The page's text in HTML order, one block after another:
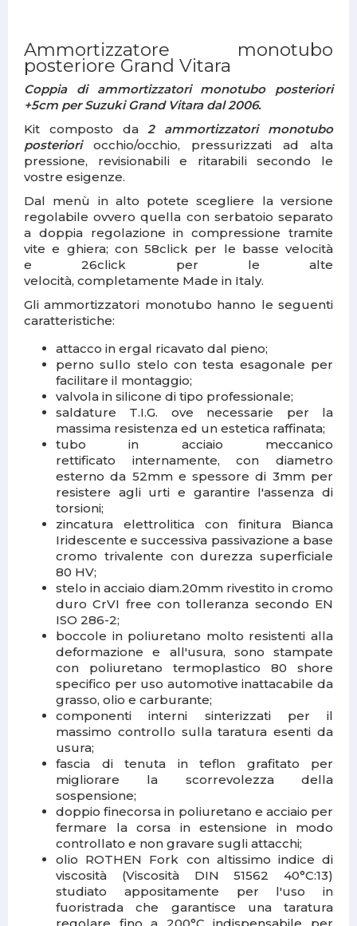
Ammortizzatore monotubo
posteriore Grand Vitara
Coppia di ammortizzatori monotubo posteriori
+5cm per Suzuki Grand Vitara dal 2006.
Kit composto da2 ammortizzatori monotubo
posterioriocchio/occhio, pressurizzati ad alta
pressione, revisionabili e ritarabili secondo le
vostre esigenze.
Dal menù in alto potete scegliere la versione
regolabile ovvero quella conserbatoio separato
a doppia regolazionein compressione tramite
vite e ghiera; con58click per le basse velocità
e 26click per le alte
velocità, completamente Made in Italy.
Gli ammortizzatori monotubo hanno le seguenti
caratteristiche:
attacco in ergal ricavato dal pieno;
perno sullo stelo contesta esagonale per
facilitare il montaggio;
valvola in silicone di tipo professionale;
saldature T.I.G. ove necessarie per la
massima resistenza ed un estetica raffinata;
tuboin acciaio meccanico
rettificato internamente, con diametro
esterno da 52mm e spessore di 3mm per
resistere agli urti e garantire l'assenza di
torsioni;
zincatura elettrolitica con finitura Bianca
Iridescente e successiva passivazione a base
cromo trivalente con durezza superficiale
80 HV;
stelo in acciaio diam.20mm rivestito in cromo
duro CrVI free con tolleranza secondo EN
ISO 286-2;
boccole in poliuretano molto resistenti alla
deformazione e all'usura, sono stampate
con poliuretano termoplastico 80 shore
specifico per uso automotive inattacabile da
grasso, olio e carburante;
componenti interni sinterizzati per il
massimo controllo sulla taratura esenti da
usura;
fascia di tenuta in teflon grafitato per
migliorare la scorrevolezza della
sospensione;
doppio finecorsa in poliuretano e acciaio per
fermare la corsa in estensione in modo
controllato e non gravare sugli attacchi;
olio ROTHEN Fork con altissimo indice di
viscosità (Viscosità DIN 51562 40°C:13)
studiato appositamente per l'uso in
fuoristrada che garantisce una taratura